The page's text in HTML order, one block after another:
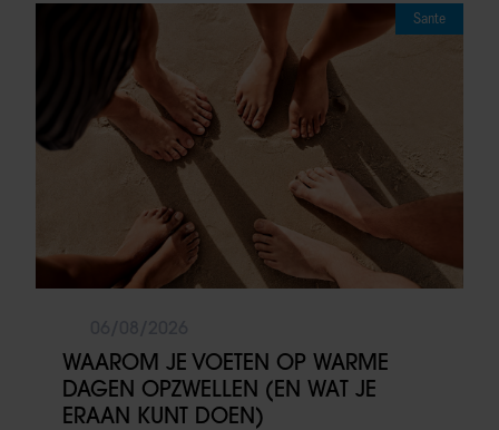
Sante
WAAROM JE VOETEN OP WARME
DAGEN OPZWELLEN (EN WAT JE
ERAAN KUNT DOEN)